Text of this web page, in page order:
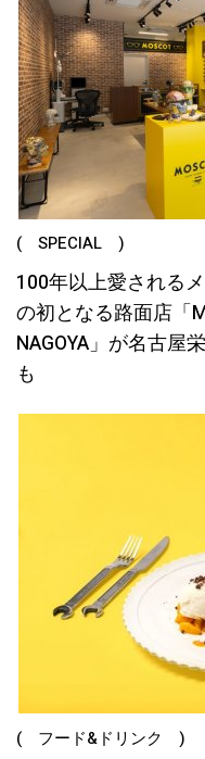
( SPECIAL )
100年以上愛される
の初となる路面店「
NAGOYA」が名古屋
も
( フード&ドリンク )